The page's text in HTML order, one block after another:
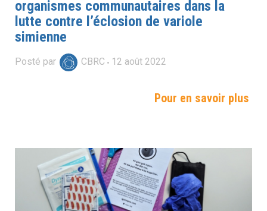
organismes communautaires dans la
lutte contre l’éclosion de variole
simienne
Posté par CBRC 12 août 2022
Pour en savoir plus